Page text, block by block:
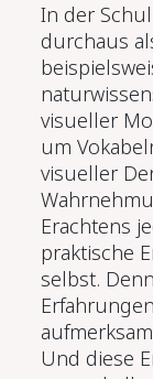
In der
durchaus
visueller
um
visueller
Erachtens
praktische
selbst.
Und diese